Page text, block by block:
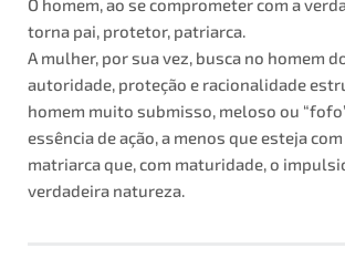
O homem, ao se comprometer com a
torna pai, protetor, patriarca.
A mulher, por sua vez, busca no homem
autoridade, proteção e racionalidade
homem muito submisso, meloso ou
essência de ação, a menos que esteja
matriarca que, com maturidade, o
verdadeira natureza.